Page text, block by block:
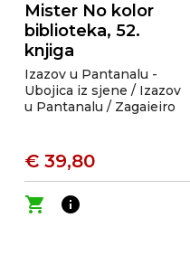
Mister No kolor
biblioteka, 52.
knjiga
Izazov u Pantanalu -
Ubojica iz sjene / Izazov
u Pantanalu / Zagaieiro
€ 39,80
shopping_cart
info